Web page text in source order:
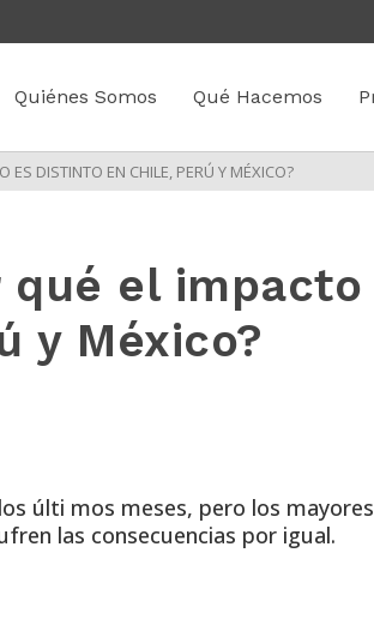
Quiénes Somos Qué Hacemos
ES DISTINTO EN CHILE, PERÚ Y MÉXICO?
qué el impacto
y México?
últi mos meses, pero los mayores
las consecuencias por igual.